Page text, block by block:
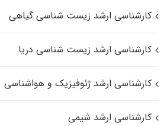
کارشناسی ارشد زیست‌ شناسی گیاهی
کارشناسی ارشد زیست‌ شناسی دریا
کارشناسی ارشد ژئوفیزیک و هواشناسی
کارشناسی ارشد شیمی